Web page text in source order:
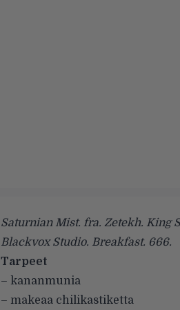
Saturnian Mist. fra. Zetekh. King
Blackvox Studio. Breakfast. 666.
Tarpeet
– kananmunia
– makeaa chilikastiketta